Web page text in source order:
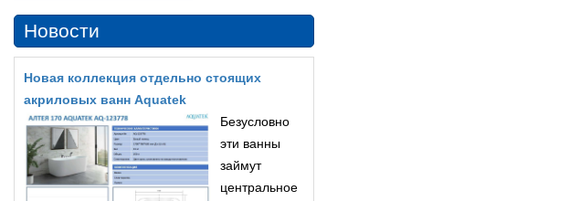
Новости
Новая коллекция отдельно стоящих
акриловых ванн Aquatek
Безусловно
эти ванны
займут
центральное